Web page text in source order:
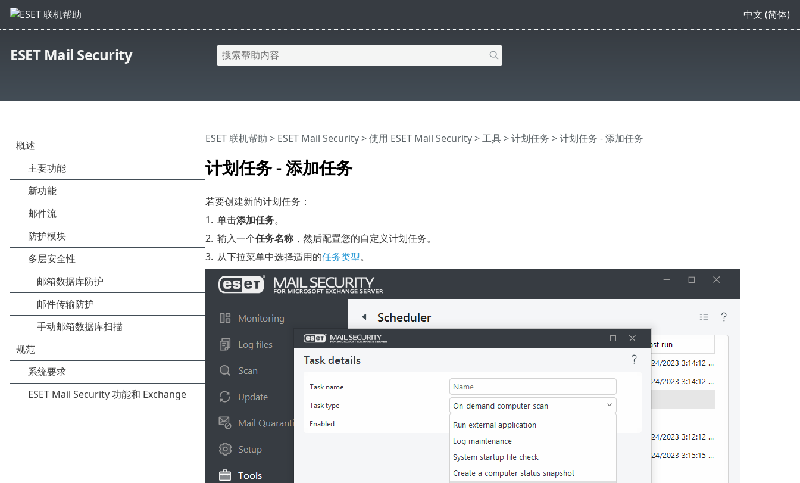
中文 (简体)
ESET Mail Security
计划任务 - 添加任务
ESET 联机帮助 > ESET Mail Security>使用 ESET Mail Security>工具>计划任务 > 计划任务 - 添加任务
若要创建新的计划任务：
1. 单击添加任务。
2. 输入一个任务名称，然后配置您的自定义计划任务。
3. 从下拉菜单中选择适用的任务类型。